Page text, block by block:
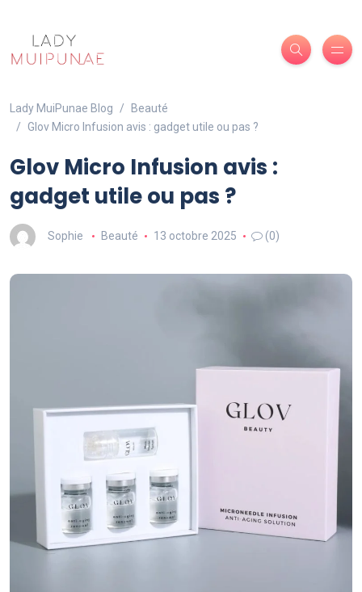
Lady MuiPunae Blog
Beauté
Glov Micro Infusion avis : gadget utile ou pas ?
Glov Micro Infusion avis :
gadget utile ou pas ?
Sophie Beauté 13 octobre 2025 (0)